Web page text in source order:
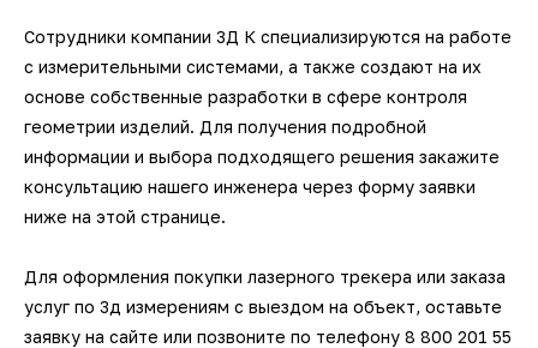
Сотрудники компании 3Д К специализируются на работе
с измерительными системами, а также создают на их
основе собственные разработки в сфере контроля
геометрии изделий. Для получения подробной
информации и выбора подходящего решения закажите
консультацию нашего инженера через форму заявки
ниже на этой странице.
Для оформления покупки лазерного трекера или заказа
услуг по 3д измерениям с выездом на объект, оставьте
заявку на сайте или позвоните по телефону 8 800 201 55
ПО GOM